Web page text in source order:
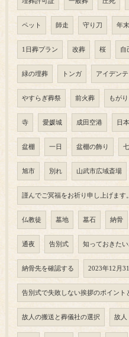
ペット 師走 守り刀 年末
1日葬プラン 改葬 桜 自
緑の埋葬 トンガ アイデン
やすらぎ葬祭 前火葬 もがり
寺 愛媛城 成田空港 日本
盆棚 一日 盆棚の飾り
旭市 別れ 山武市広域斎場
謹んでご冥福をお祈り申し上げます。
仏教徒 墓地 墓石 納骨
通夜 告別式 知っておきた
納骨先を確認する 2023年12月
告別式で失敗しない挨拶のポイント
故人の搬送と葬儀社の選択 故人